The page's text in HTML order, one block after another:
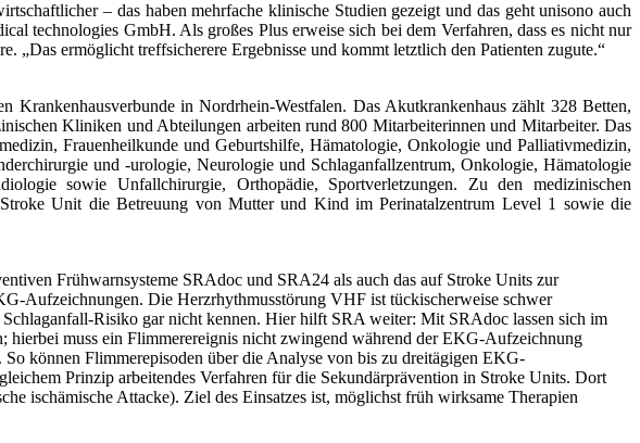
– das haben mehrfache klini­sche Studien gezeigt und das geht unisono auch
technologies GmbH. Als großes Plus erweise sich bei dem Verfah­ren, dass es nicht nur
ermöglicht treffsicherere Ergebnisse und kommt letztlich den Patienten zugute.“
in Nordrhein-Westfalen. Das Akutkrankenhaus zählt 328 Betten,
Kliniken und Abteilungen arbeiten rund 800 Mitarbeiterinnen und Mitarbeiter. Das
Frauenheilkunde und Geburtshilfe, Hämatologie, Onkologie und Palliativmedizin,
und -urologie, Neurologie und Schlaganfallzentrum, Onkologie, Hämatologie
sowie Unfallchirurgie, Orthopädie, Sportverletzungen. Zu den medizinischen
Unit die Betreuung von Mutter und Kind im Perinatal­zentrum Level 1 sowie die
Frühwarnsysteme SRAdoc und SRA24 als auch das auf Stroke Units zur
Aufzeichnungen. Die Herzrhythmusstörung VHF ist tückischerweise schwer
Risiko gar nicht kennen. Hier hilft SRA weiter: Mit SRAdoc lassen sich im
muss ein Flimmerereignis nicht zwingend während der EKG-Aufzeichnung
können Flimmerepisoden über die Analyse von bis zu dreitägigen EKG-
Prinzip arbeitendes Verfahren für die Sekundärprävention in Stroke Units. Dort
ischämische Attacke). Ziel des Einsatzes ist, möglichst früh wirksame Therapien